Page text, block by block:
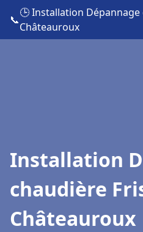
📞
🕒 Installation
Châteauroux
Installation
chaudière
Châteauroux